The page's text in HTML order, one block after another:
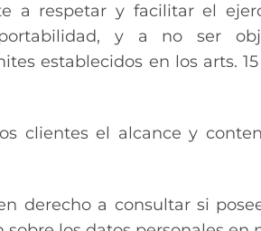
a respetar y facilitar el
y a no ser
establecidos en los arts.
clientes el alcance y
derecho a consultar si